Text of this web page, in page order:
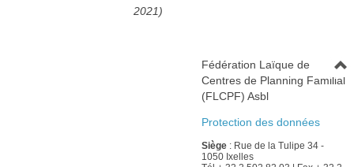
2021)
Fédération Laïque de
Centres de Planning Familial
(FLCPF) Asbl
Protection des données
Siège: Rue de la Tulipe 34 -
1050 Ixelles